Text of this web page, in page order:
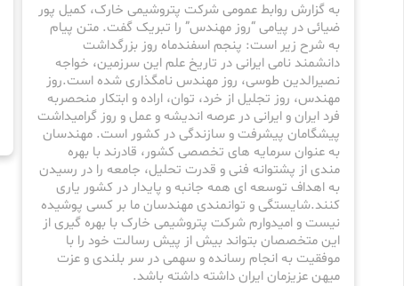
به گزارش روابط عمومی شرکت پتروشیمی خارک، کمیل پور
ضیائی در پیامی “روز مهندس” را تبریک گفت. متن پیام
به شرح زیر است: پنجم اسفندماه روز بزرگداشت
دانشمند نامی ایرانی در تاریخ علم این سرزمین، خواجه
نصیرالدین طوسی، روز مهندس نامگذاری شده است.روز
مهندس، روز تجلیل از خرد، توان، اراده و ابتکار منحصربه
فرد ایران و ایرانی در عرصه اندیشه و عمل و روز گرامیداشت
پیشگامان پیشرفت و سازندگی در کشور است. مهندسان
به عنوان سرمایه های تخصصی کشور، قادرند با بهره
مندی از پشتوانه فنی و قدرت تحلیل، جامعه را در رسیدن
به اهداف توسعه ای همه جانبه و پایدار در کشور یاری
کنند.شایستگی و توانمندی مهندسان ما بر کسی پوشیده
نیست و امیدوارم شرکت پتروشیمی خارک با بهره گیری از
این متخصصان بتواند بیش از پیش رسالت خود را با
موفقیت به انجام رسانده و سهمی در سر بلندی و عزت
میهن عزیزمان ایران داشته داشته باشد.